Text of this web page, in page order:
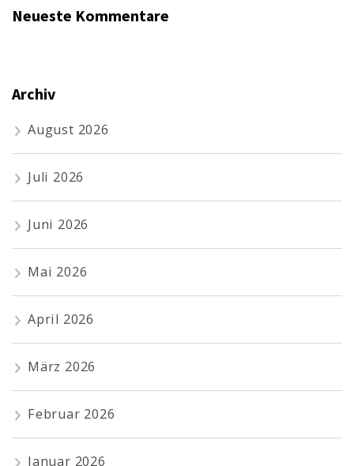
Neueste Kommentare
Archiv
August 2026
Juli 2026
Juni 2026
Mai 2026
April 2026
März 2026
Februar 2026
Januar 2026